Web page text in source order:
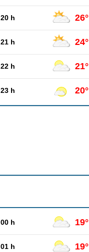
20 h 26°
21 h 24°
22 h 21°
23 h 20°
00 h 19°
01 h 19°